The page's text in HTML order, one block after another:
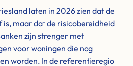
laten in 2026 zien dat de
maar dat de risicobereidheid
zijn strenger met
voor woningen die nog
worden. In de referentieregio